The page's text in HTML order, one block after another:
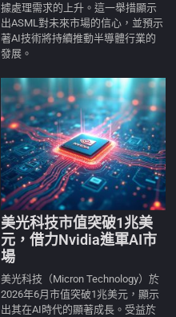
據處理需求的上升。這一舉措顯示
出ASML對未來市場的信心，並預示
著AI技術將持續推動半導體行業的
發展。
美光科技市值突破1兆美
元，借力Nvidia進軍AI市
場
美光科技（Micron Technology）於
2026年6月市值突破1兆美元，顯示
出其在AI時代的顯著成長。受益於